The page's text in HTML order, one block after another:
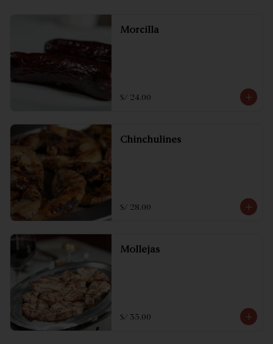
Morcilla
S/ 24.00
Chinchulines
S/ 28.00
Mollejas
S/ 35.00